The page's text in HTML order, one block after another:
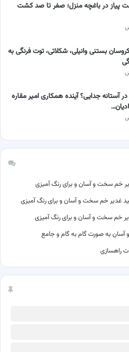
پیاز در باغچه منزل؛ صفر تا صد کشت
بستنی وانیلی، شکلاتی، توت فرنگی به
آستانه جدایی؟ آینده همکاری امیر مقاره
آسان به صورت گام به گام و جامع
راهسازی